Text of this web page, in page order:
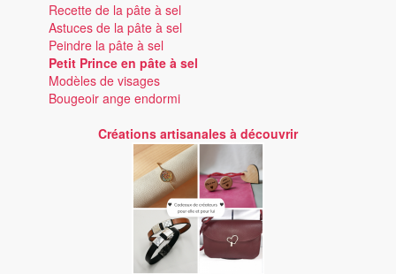
Recette de la pâte à sel
Astuces de la pâte à sel
Peindre la pâte à sel
Petit Prince en pâte à sel
Modèles de visages
Bougeoir ange endormi
Créations artisanales à découvrir